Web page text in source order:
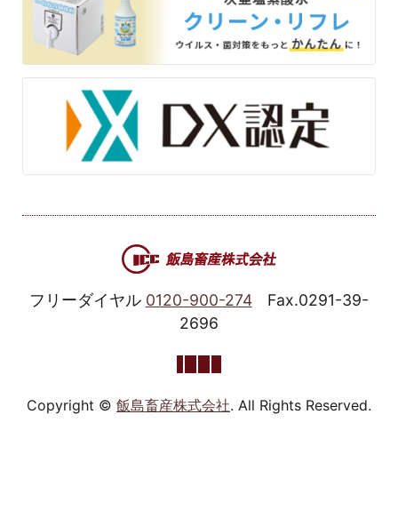
フリーダイヤル 0120-900-274
Fax.0291-39-
2696
Copyright © 飯島畜産株式会社. All Rights Reserved.